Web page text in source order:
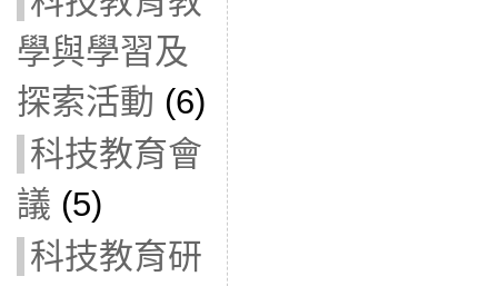
學與學習及
探索活動 (6)
科技教育會
議 (5)
科技教育研